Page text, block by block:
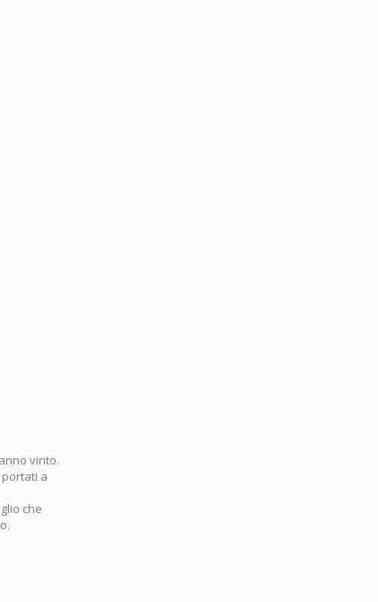
vinto.
a
che